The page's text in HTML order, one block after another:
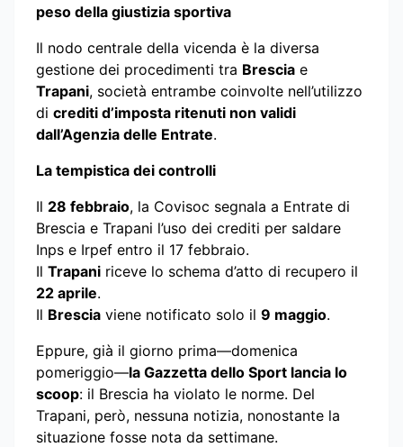
peso della giustizia sportiva
Il nodo centrale della vicenda è la diversa
gestione dei procedimenti tra Brescia e
Trapani, società entrambe coinvolte nell’utilizzo
di crediti d’imposta ritenuti non validi
dall’Agenzia delle Entrate.
La tempistica dei controlli
Il 28 febbraio, la Covisoc segnala a Entrate di
Brescia e Trapani l’uso dei crediti per saldare
Inps e Irpef entro il 17 febbraio.
Il Trapani riceve lo schema d’atto di recupero il
22 aprile.
Il Brescia viene notificato solo il 9 maggio.
Eppure, già il giorno prima—domenica
pomeriggio—la Gazzetta dello Sport lancia lo
scoop: il Brescia ha violato le norme. Del
Trapani, però, nessuna notizia, nonostante la
situazione fosse nota da settimane.